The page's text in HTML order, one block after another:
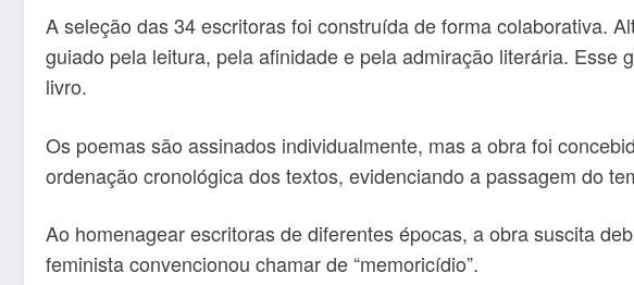
A seleção das 34 escritoras foi construída de forma colaborativa.
guiado pela leitura, pela afinidade e pela admiração literária.
livro.
Os poemas são assinados individualmente, mas a obra foi
ordenação cronológica dos textos, evidenciando a passagem do
Ao homenagear escritoras de diferentes épocas, a obra suscita
feminista convencionou chamar de “memoricídio”.